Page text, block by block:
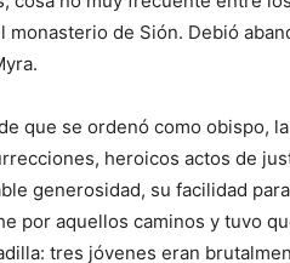
monasterio de Sión. Debió
que se ordenó como obispo,
heroicos actos de
generosidad, su facilidad
por aquellos caminos y tuvo
tres jóvenes eran